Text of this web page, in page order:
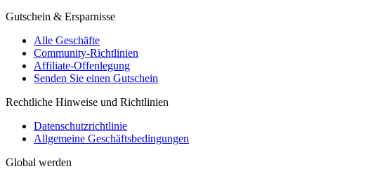
Gutschein & Ersparnisse
Alle Geschäfte
Community-Richtlinien
Affiliate-Offenlegung
Senden Sie einen Gutschein
Rechtliche Hinweise und Richtlinien
Datenschutzrichtlinie
Allgemeine Geschäftsbedingungen
Global werden